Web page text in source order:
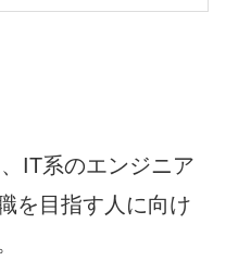
IT系のエンジニア
を目指す人に向け